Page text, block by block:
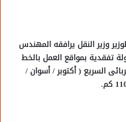
وزير النقل يرافقه المهندس
تفقدية بمواقع العمل بالخط
السريع ( أكتوبر / أسوان /